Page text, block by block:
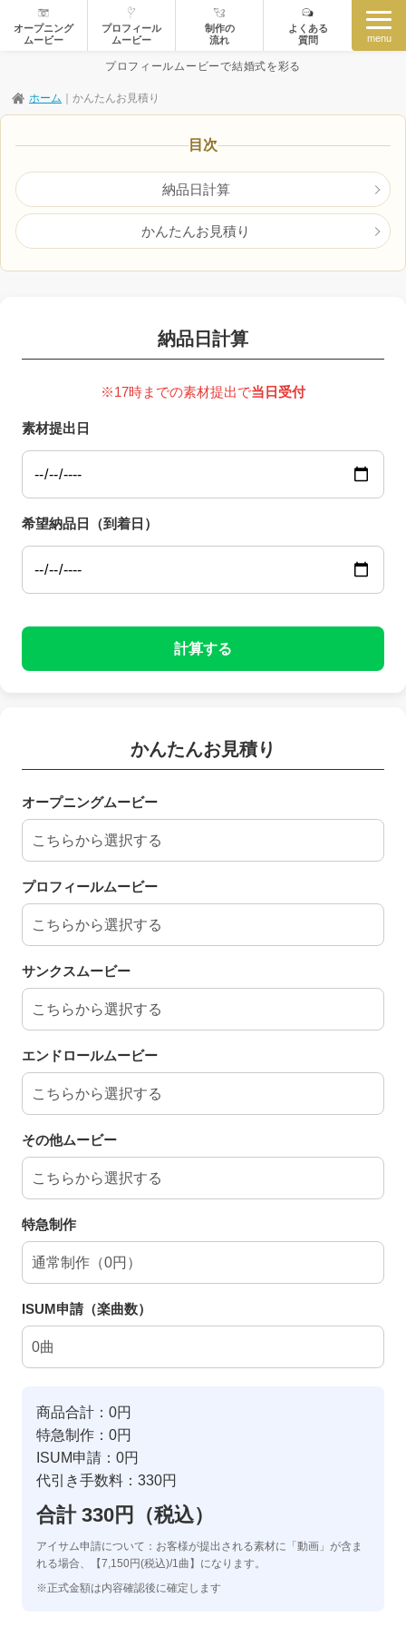
プロフィールムービーで結婚式を彩る
menu
オープニング
ムービー
プロフィール
ムービー
制作の
流れ
よくある
質問
ホーム かんたんお見積り
目次
納品日計算
かんたんお見積り
納品日計算
※17時までの素材提出で当日受付
素材提出日
希望納品日（到着日）
計算する
かんたんお見積り
オープニングムービー
プロフィールムービー
サンクスムービー
エンドロールムービー
その他ムービー
特急制作
ISUM申請（楽曲数）
商品合計：0円
特急制作：0円
ISUM申請：0円
代引き手数料：330円
合計 330円（税込）
アイサム申請について：お客様が提出される素材に「動画」が含ま
れる場合、【7,150円(税込)/1曲】になります。
※正式金額は内容確認後に確定します